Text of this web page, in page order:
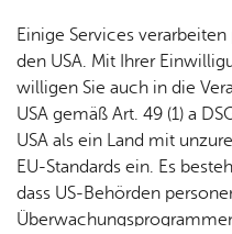
Das
Badesaison 2026 aus
Mehr lesen
Aufgrund des niedrigen
Sicherheitsgründen
genommen.
Wassertemperatur:
Einige Services
den USA. Mit Ihrer
willigen Sie auch in die
USA gemäß Art. 49 (1) a
USA als ein Land mit
EU-Standards ein. Es
dass US-Behörden